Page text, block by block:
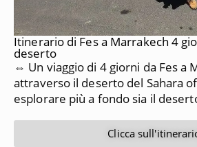
Itinerario di Fes a Marrakech 4
deserto
⇔ Un viaggio di 4 giorni da Fes a
attraverso il deserto del Sahara
esplorare più a fondo sia il
Clicca